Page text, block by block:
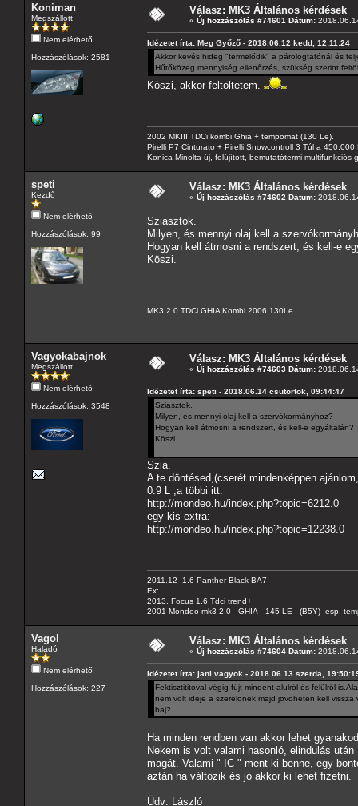
Koniman
Megszállott
Nem elérhető
Hozzászólások: 2581
Válasz: MK3 Általános kérdések
« Új hozzászólás #74601 Dátum:
Idézetet írta: Meg Győző - 2018.06.12 kedd, 12:11:24
Akkor kevés hideg "termelődik" a párologtatónál és
Hűtőközeg mennyiség ellenőrzés, szükség szerint
Köszi, akkor feltöltetem.
2002 MKIII TDCi kombi Ghia + tempomat (130 Le).
Pirelli P7 Cinturato + Pirelli Snowcontroll 3 Túl a 450.000
Konica Minolta új, felújított, bemutatótermi
speti
Kezdő
Nem elérhető
Hozzászólások: 99
Válasz: MK3 Általános kérdések
« Új hozzászólás #74602 Dátum:
Sziasztok.
Milyen, és mennyi olaj kell a
Hogyan kell átmosni a rendszert, és kell-e
Köszi.
MK3 2.0 TDCi GHIA Kombi 2006 130Le
Vagyokabajnok
Megszállott
Nem elérhető
Hozzászólások: 3548
Válasz: MK3 Általános kérdések
« Új hozzászólás #74603 Dátum:
Idézetet írta: speti - 2018.06.14 csütörtök, 09:44:47
Sziasztok.
Milyen, és mennyi olaj kell a szervókormányhoz?
Hogyan kell átmosni a rendszert, és kell-e egyáltalán?
Köszi.
Szia.
A te döntésed,(cserét mindenképpen
0.9 L ,a többi itt:
http://mondeo.hu/index.php?topic=6212.0
egy kis extra:
http://mondeo.hu/index.php?topic=12238.0
2011.12 1.6 Panther Black BA7
Ex:
2013. Focus 1.6 Tdci trend+
2001 Mondeo mk3 2.0 GHIA 145 LE (B5Y) esp.
Vagol
Haladó
Nem elérhető
Hozzászólások: 227
Válasz: MK3 Általános kérdések
« Új hozzászólás #74604 Dátum:
Idézetet írta: jani vagyok - 2018.06.13 szerda,
Fektisztititoval végig fújt mindent alulról és felülről
nem volt ideje a szerelonek majd jovoheten kell
baj?
Ha minden rendben van akkor lehet
Nekem is volt valami hasonló, elindulás
magát. Valami " IC " ment ki benne, egy
aztán ha változik és jó akkor ki lehet fizetni.
Üdv: László